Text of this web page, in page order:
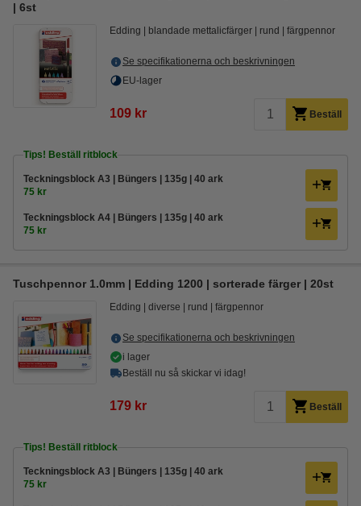
| 6st
Edding blandade mettalicfärger rund färgpennor
Se specifikationerna och beskrivningen
EU-lager
109 kr Beställ
Tips! Beställ ritblock
Teckningsblock A3 | Büngers | 135g | 40 ark
75 kr
Teckningsblock A4 | Büngers | 135g | 40 ark
75 kr
Tuschpennor 1.0mm | Edding 1200 | sorterade färger | 20st
Edding diverse rund färgpennor
Se specifikationerna och beskrivningen
i lager
Beställ nu så skickar vi idag!
179 kr Beställ
Tips! Beställ ritblock
Teckningsblock A3 | Büngers | 135g | 40 ark
75 kr